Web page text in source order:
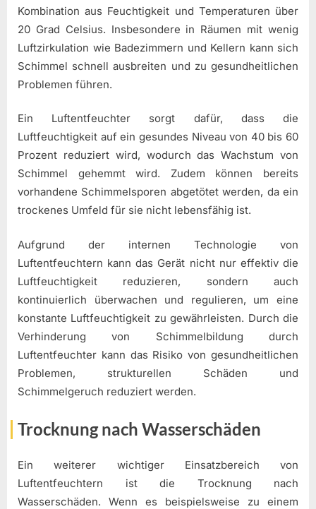
Kombination aus Feuchtigkeit und Temperaturen über
20 Grad Celsius. Insbesondere in Räumen mit wenig
Luftzirkulation wie Badezimmern und Kellern kann sich
Schimmel schnell ausbreiten und zu gesundheitlichen
Problemen führen.
Ein Luftentfeuchter sorgt dafür, dass die
Luftfeuchtigkeit auf ein gesundes Niveau von 40 bis 60
Prozent reduziert wird, wodurch das Wachstum von
Schimmel gehemmt wird. Zudem können bereits
vorhandene Schimmelsporen abgetötet werden, da ein
trockenes Umfeld für sie nicht lebensfähig ist.
Aufgrund der internen Technologie von
Luftentfeuchtern kann das Gerät nicht nur effektiv die
Luftfeuchtigkeit reduzieren, sondern auch
kontinuierlich überwachen und regulieren, um eine
konstante Luftfeuchtigkeit zu gewährleisten. Durch die
Verhinderung von Schimmelbildung durch
Luftentfeuchter kann das Risiko von gesundheitlichen
Problemen, strukturellen Schäden und
Schimmelgeruch reduziert werden.
Trocknung nach Wasserschäden
Ein weiterer wichtiger Einsatzbereich von
Luftentfeuchtern ist die Trocknung nach
Wasserschäden. Wenn es beispielsweise zu einem